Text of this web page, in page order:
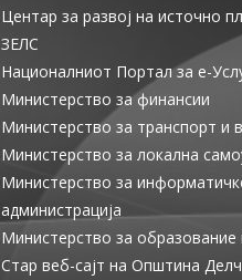
Центар за развој на источно
ЗЕЛС
Националниот Портал за е-
Министерство за финансии
Министерство за транспорт и
Министерство за локална
Министерство за
администрација
Министерство за образование
Стар веб-сајт на Општина